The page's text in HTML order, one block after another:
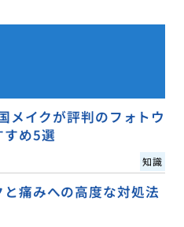
メイクが評判のフォトウ
すめ5選
知識
痛みへの高度な対処法